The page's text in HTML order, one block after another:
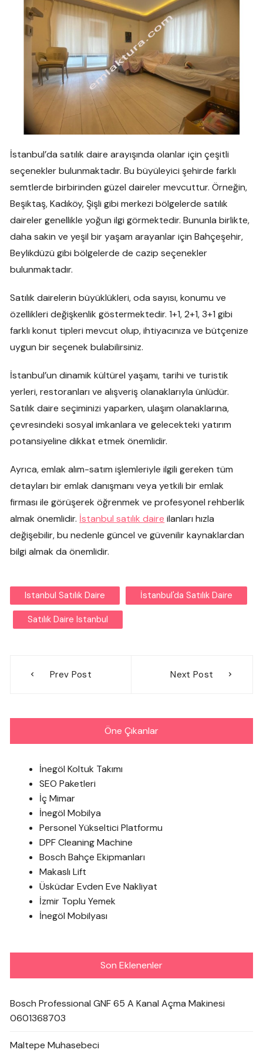
İstanbul’da satılık daire arayışında olanlar için çeşitli
seçenekler bulunmaktadır. Bu büyüleyici şehirde farklı
semtlerde birbirinden güzel daireler mevcuttur. Örneğin,
Beşiktaş, Kadıköy, Şişli gibi merkezi bölgelerde satılık
daireler genellikle yoğun ilgi görmektedir. Bununla birlikte,
daha sakin ve yeşil bir yaşam arayanlar için Bahçeşehir,
Beylikdüzü gibi bölgelerde de cazip seçenekler
bulunmaktadır.
Satılık dairelerin büyüklükleri, oda sayısı, konumu ve
özellikleri değişkenlik göstermektedir. 1+1, 2+1, 3+1 gibi
farklı konut tipleri mevcut olup, ihtiyacınıza ve bütçenize
uygun bir seçenek bulabilirsiniz.
İstanbul’un dinamik kültürel yaşamı, tarihi ve turistik
yerleri, restoranları ve alışveriş olanaklarıyla ünlüdür.
Satılık daire seçiminizi yaparken, ulaşım olanaklarına,
çevresindeki sosyal imkanlara ve gelecekteki yatırım
potansiyeline dikkat etmek önemlidir.
Ayrıca, emlak alım-satım işlemleriyle ilgili gereken tüm
detayları bir emlak danışmanı veya yetkili bir emlak
firması ile görüşerek öğrenmek ve profesyonel rehberlik
almak önemlidir. İstanbul satılık daire ilanları hızla
değişebilir, bu nedenle güncel ve güvenilir kaynaklardan
bilgi almak da önemlidir.
Istanbul Satılık Daire İstanbul'da Satılık Daire
Satılık Daire Istanbul
gezinmesi
Prev Post Next Post
Öne Çıkanlar
İnegöl Koltuk Takımı
SEO Paketleri
İç Mimar
İnegöl Mobilya
Personel Yükseltici Platformu
DPF Cleaning Machine
Bosch Bahçe Ekipmanları
Makaslı Lift
Üsküdar Evden Eve Nakliyat
İzmir Toplu Yemek
İnegöl Mobilyası
Son Eklenenler
Bosch Professional GNF 65 A Kanal Açma Makinesi
0601368703
Maltepe Muhasebeci